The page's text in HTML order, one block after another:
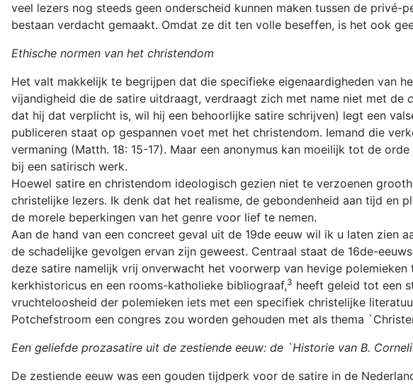
veel lezers nog steeds geen onderscheid kunnen maken tussen de
bestaan verdacht gemaakt. Omdat ze dit ten volle beseffen, is het ook
Ethische normen van het christendom
Het valt makkelijk te begrijpen dat die specifieke eigenaardigheden van
vijandigheid die de satire uitdraagt, verdraagt zich met name niet met de
dat hij dat verplicht is, wil hij een behoorlijke satire schrijven) legt een
publiceren staat op gespannen voet met het christendom. Iemand die
vermaning (Matth. 18: 15-17). Maar een anonymus kan moeilijk tot de
bij een satirisch werk.
Hoewel satire en christendom ideologisch gezien niet te verzoenen
christelijke lezers. Ik denk dat het realisme, de gebondenheid aan tijd en
de morele beperkingen van het genre voor lief te nemen.
Aan de hand van een concreet geval uit de 19de eeuw wil ik u laten zien
de schadelijke gevolgen ervan zijn geweest. Centraal staat de 16de-
deze satire namelijk vrij onverwacht het voorwerp van hevige
kerkhistoricus en een rooms-katholieke bibliograaf,3 heeft geleid tot een
vruchteloosheid der polemieken iets met een specifiek christelijke
Potchefstroom een congres zou worden gehouden met als thema
Een geliefde prozasatire uit de zestiende eeuw: de `Historie van B.
De zestiende eeuw was een gouden tijdperk voor de satire in de